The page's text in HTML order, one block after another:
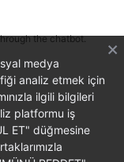
the chatbot.
medya
analiz etmek için
ilgili bilgileri
platformu iş
ET" düğmesine